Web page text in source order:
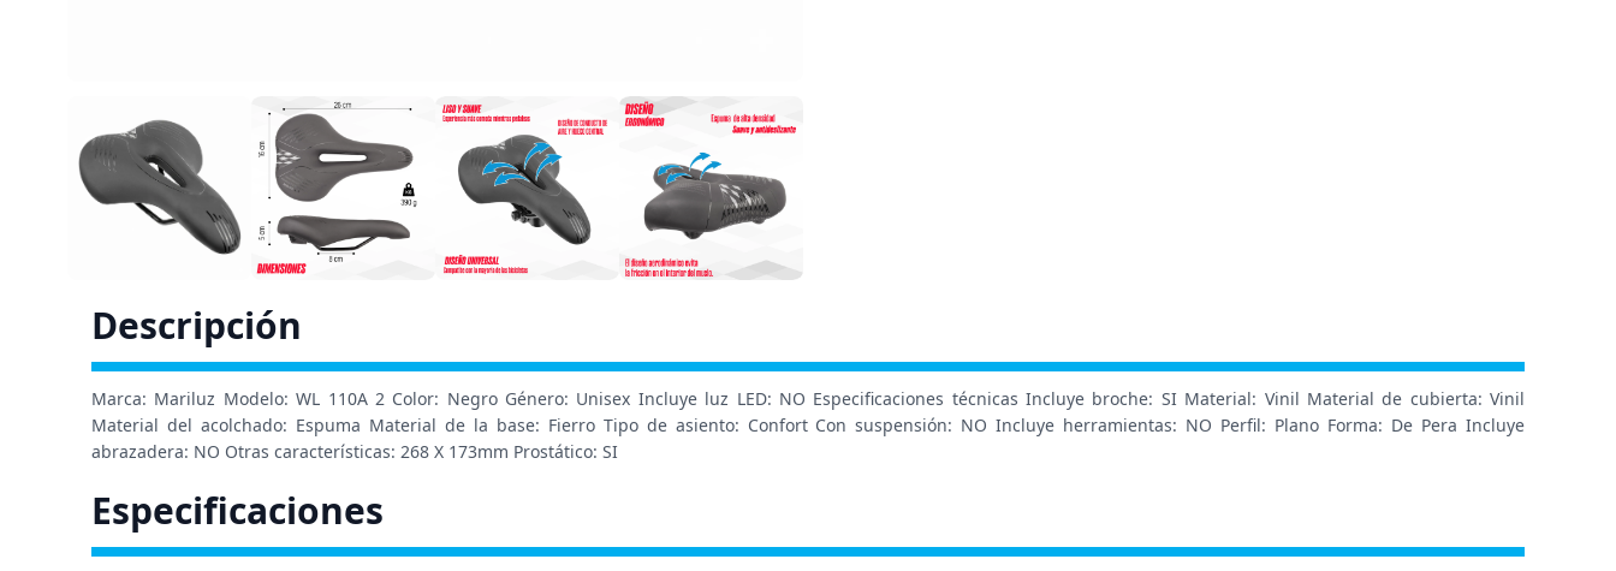
Descripción
Marca: Mariluz Modelo: WL 110A 2 Color: Negro Género: Unisex Incluye luz LED: NO Especificaciones técnicas Incluye broche: SI Material: Vinil Material de cubierta: Vinil
Material del acolchado: Espuma Material de la base: Fierro Tipo de asiento: Confort Con suspensión: NO Incluye herramientas: NO Perfil: Plano Forma: De Pera Incluye
abrazadera: NO Otras características: 268 X 173mm Prostático: SI
Especificaciones